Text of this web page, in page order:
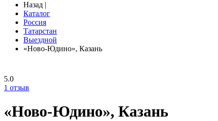
Назад |
Каталог
Россия
Татарстан
Выездной
«Ново-Юдино», Казань
5.0
1 отзыв
«Ново-Юдино», Казань